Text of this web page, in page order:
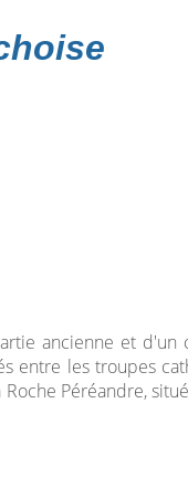
ancienne et
entre les troupes
Péréandre,